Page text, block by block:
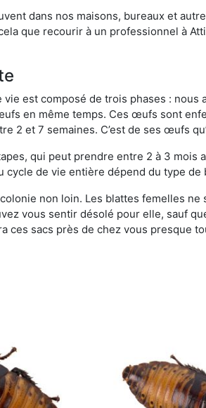
dans nos maisons, bureaux et
que recourir à un professionnel à
est composé de trois phases : nous
en même temps. Ces œufs sont
et 7 semaines. C’est de ses œufs
qui peut prendre entre 2 à 3 mois
de vie entière dépend du type de
non loin. Les blattes femelles
vous sentir désolé pour elle, sauf
sacs près de chez vous presque